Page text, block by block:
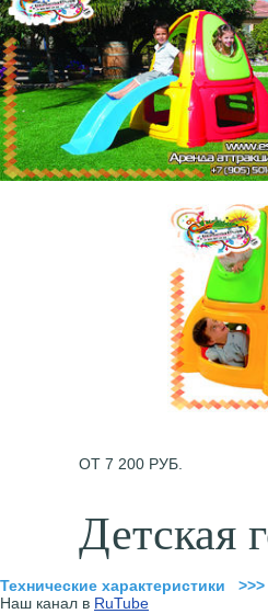
ОТ 7 200 РУБ.
Детская
Технические характеристики >>>
Наш канал в RuTube